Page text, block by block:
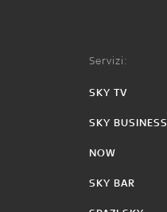
Servizi:
SKY TV
SKY BUSINESS
NOW
SKY BAR